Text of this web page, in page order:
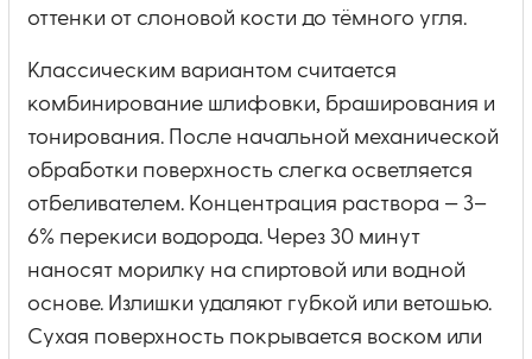
оттенки от слоновой кости до тёмного угля.
Классическим вариантом считается
комбинирование шлифовки, браширования и
тонирования. После начальной механической
обработки поверхность слегка осветляется
отбеливателем. Концентрация раствора — 3–
6% перекиси водорода. Через 30 минут
наносят морилку на спиртовой или водной
основе. Излишки удаляют губкой или ветошью.
Сухая поверхность покрывается воском или